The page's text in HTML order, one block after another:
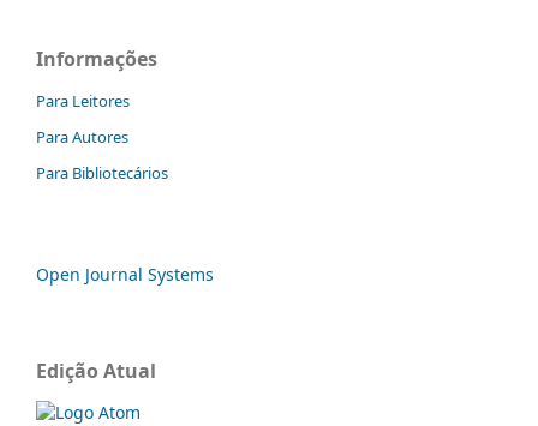
Informações
Para Leitores
Para Autores
Para Bibliotecários
Open Journal Systems
Edição Atual